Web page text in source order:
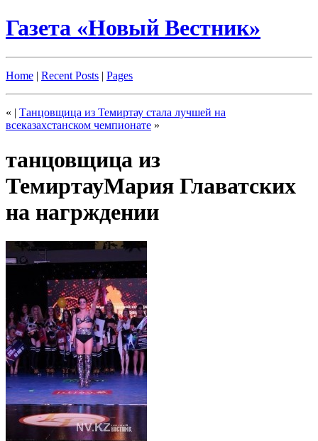
Газета «Новый Вестник»
Home | Recent Posts | Pages
« | Танцовщица из Темиртау стала лучшей на
всеказахстанском чемпионате »
танцовщица из
ТемиртауМария Главатских
на нагрждении